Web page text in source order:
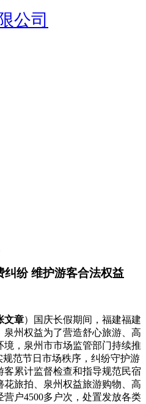
公司
纷 维护游客合法权益
文章）国庆长假期间，福建福建
州权益为了营造舒心旅游、高
，泉州市市场监管部门持续推
范节日市场秩序，纠纷守护游
累计监督检查和指导规范民宿
旅拍、泉州权益旅游购物、高
户4500多户次，处置发放各类